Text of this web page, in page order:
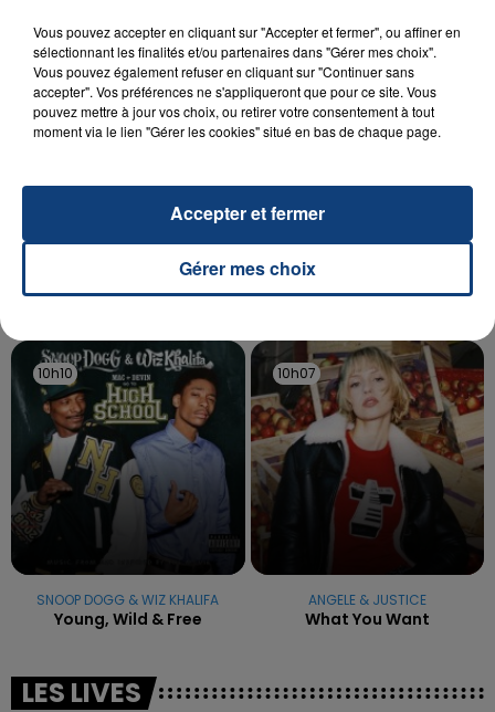
UNE ADOLESCENTE DEVANT SE FAIRE
OPÉRER DE LA CHEVILLE RESSORT DE LA...
reconnu sa responsabilité et présenté ses
excuses.
TITRES DIFFUSÉS
10h10
10h10
SNOOP DOGG & WIZ KHALIFA
Young, Wild & Free
10h07
10h07
ANGELE & JUSTICE
What You Want
LES LIVES
Vous pouvez accepter en cliquant sur "Accepter et fermer", ou affiner en
sélectionnant les finalités et/ou partenaires dans "Gérer mes choix".
Vous pouvez également refuser en cliquant sur "Continuer sans
accepter". Vos préférences ne s'appliqueront que pour ce site. Vous
pouvez mettre à jour vos choix, ou retirer votre consentement à tout
moment via le lien "Gérer les cookies" situé en bas de chaque page.
Gérer mes choix
Accepter et fermer